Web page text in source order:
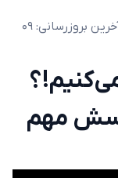
بروزرسانی: ۰۹
مهم